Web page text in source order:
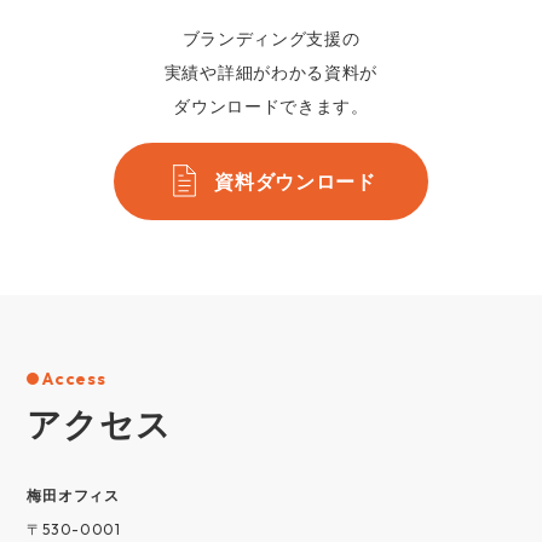
ブランディング支援の
実績や詳細がわかる資料が
ダウンロードできます。
資料ダウンロード
Access
アクセス
梅⽥オフィス
〒530-0001